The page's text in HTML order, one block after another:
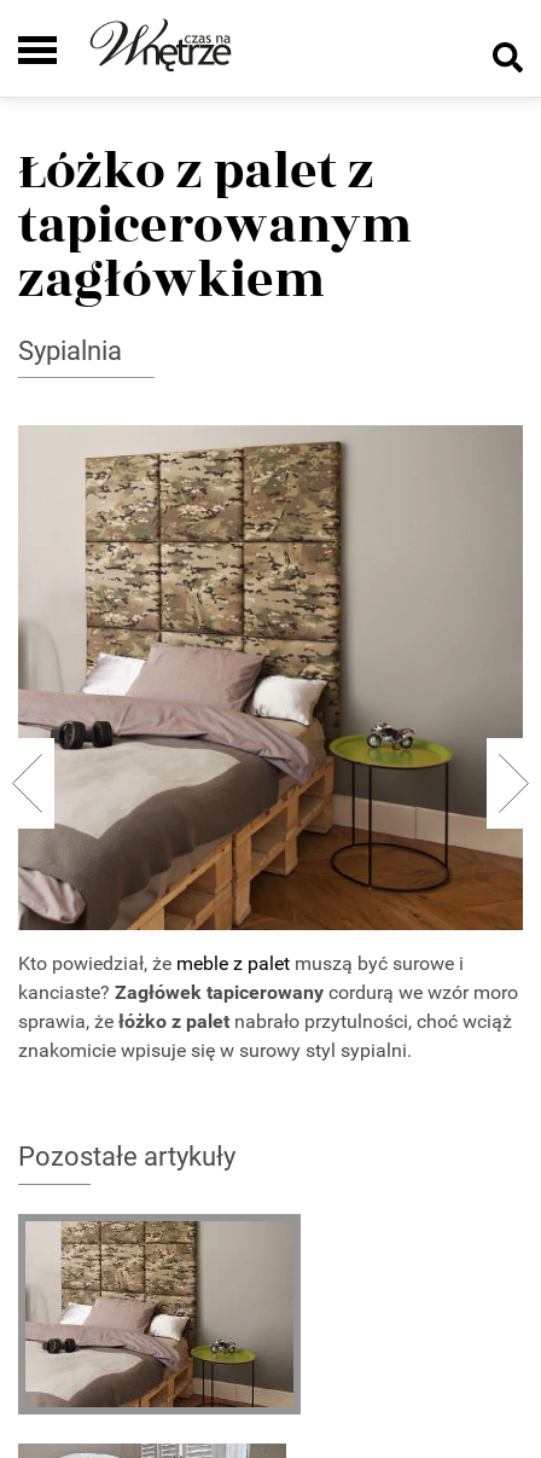
Łóżko z palet z
tapicerowanym
zagłówkiem
Sypialnia
Kto powiedział, że meble z palet muszą być surowe i
kanciaste? Zagłówek tapicerowany cordurą we wzór moro
sprawia, że łóżko z palet nabrało przytulności, choć wciąż
znakomicie wpisuje się w surowy styl sypialni.
Pozostałe artykuły